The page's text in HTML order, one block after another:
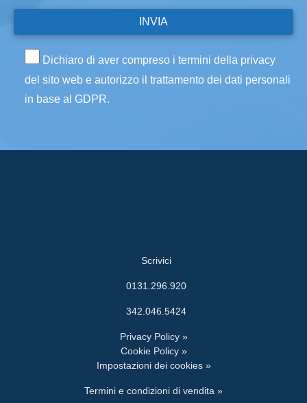
Dichiaro di aver compreso i termini della privacy
del sito web e autorizzo il trattamento dei dati personali
in base al GDPR.
Scrivici
0131.296.920
342.046.5424
Privacy Policy »
Cookie Policy »
Impostazioni dei cookies »
Termini e condizioni di vendita »